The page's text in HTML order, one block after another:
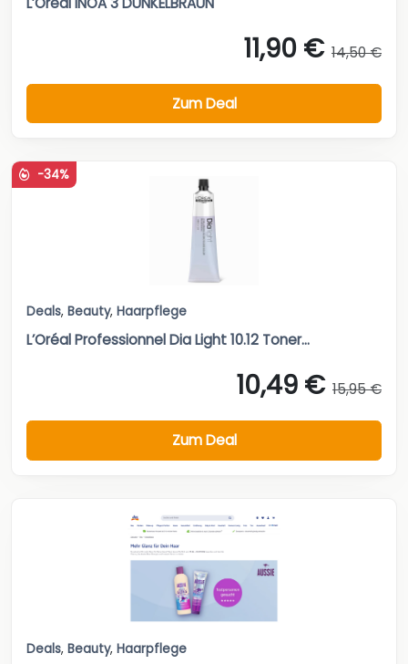
11,90 € 14,50 €
Zum Deal
-34%
Deals, Beauty, Haarpflege
L’Oréal Professionnel Dia Light 10.12 Toner...
10,49 € 15,95 €
Zum Deal
Deals, Beauty, Haarpflege